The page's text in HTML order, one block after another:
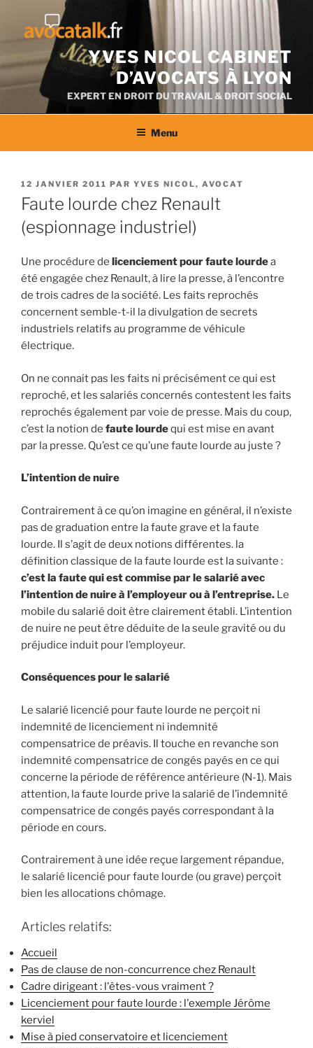
contenu
YVES NICOL CABINET
D’AVOCATS À LYON
EXPERT EN DROIT DU TRAVAIL & DROIT SOCIAL
Menu
PUBLIÉ
LE
12 JANVIER 2011 PAR YVES NICOL, AVOCAT
Faute lourde chez Renault
(espionnage industriel)
Une procédure de licenciement pour faute lourdea
été engagée chez Renault, à lire la presse, à l’encontre
de trois cadres de la société. Les faits reprochés
concernent semble-t-il la divulgation de secrets
industriels relatifs au programme de véhicule
électrique.
On ne connait pas les faits ni précisément ce qui est
reproché, et les salariés concernés contestent les faits
reprochés également par voie de presse. Mais du coup,
c’est la notion de faute lourdequi est mise en avant
par la presse. Qu’est ce qu’une faute lourde au juste ?
L’intention de nuire
Contrairement à ce qu’on imagine en général, il n’existe
pas de graduation entre la faute grave et la faute
lourde. Il s’agit de deux notions différentes. la
définition classique de la faute lourde est la suivante :
c’est la faute qui est commise par le salarié avec
l’intention de nuire à l’employeur ou à l’entreprise. Le
mobile du salarié doit être clairement établi. L’intention
de nuire ne peut être déduite de la seule gravité ou du
préjudice induit pour l’employeur.
Conséquences pour le salarié
Le salarié licencié pour faute lourde ne perçoit ni
indemnité de licenciement ni indemnité
compensatrice de préavis. Il touche en revanche son
indemnité compensatrice de congés payés en ce qui
concerne la période de référence antérieure (N-1). Mais
attention, la faute lourde prive la salarié de l’indemnité
compensatrice de congés payés correspondant à la
période en cours.
Contrairement à une idée reçue largement répandue,
le salarié licencié pour faute lourde (ou grave) perçoit
bien les allocations chômage.
Articles relatifs:
Accueil
Pas de clause de non-concurrence chez Renault
Cadre dirigeant : l'êtes-vous vraiment ?
Licenciement pour faute lourde : l'exemple Jérôme
kerviel
Mise à pied conservatoire et licenciement